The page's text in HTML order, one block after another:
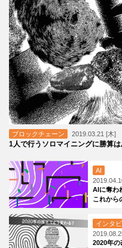
ブロックチェーン 2019.03.21 [木]
1人で行うソロマイニングに勝算
AI
AIに奪わ
これから
インタ
2020年の